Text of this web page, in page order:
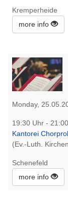
Kremperheide
more info
Monday,
19:30 Uhr -
Kantorei
(Ev.-Luth.
Schenefeld
more info